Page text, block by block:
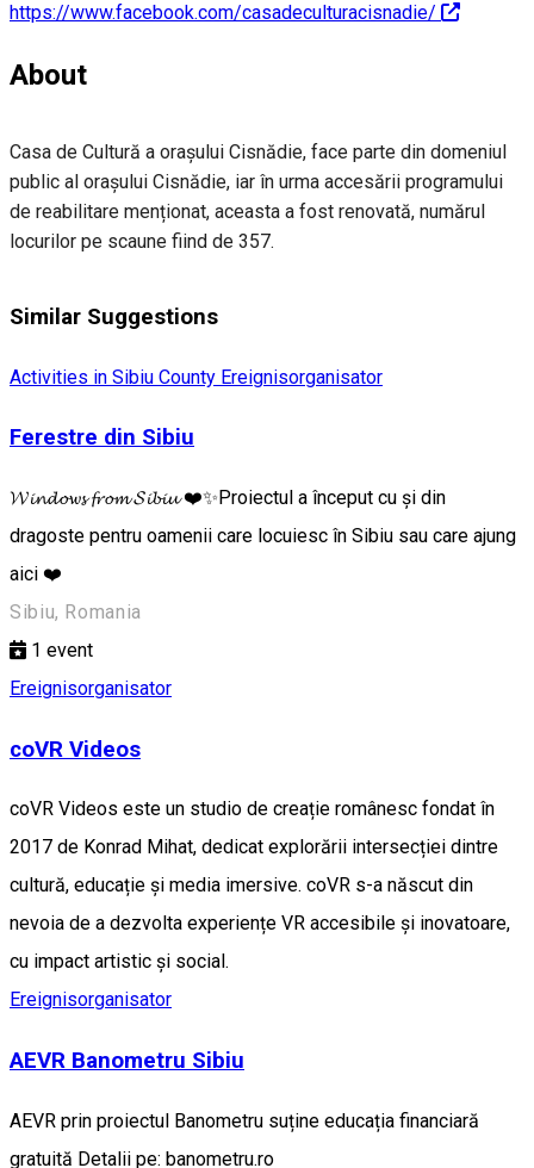
https://www.facebook.com/casadeculturacisnadie/
About
Casa de Cultură a orașului Cisnădie, face parte din domeniul
public al orașului Cisnădie, iar în urma accesării programului
de reabilitare menționat, aceasta a fost renovată, numărul
locurilor pe scaune fiind de 357.
Similar Suggestions
Activities in Sibiu County Ereignisorganisator
Ferestre din Sibiu
𝓦𝓲𝓷𝓭𝓸𝔀𝓼 𝓯𝓻𝓸𝓶 𝓢𝓲𝓫𝓲𝓾 ❤️✨Proiectul a început cu și din
dragoste pentru oamenii care locuiesc în Sibiu sau care ajung
aici ❤️
Sibiu, Romania
1 event
Ereignisorganisator
coVR Videos
coVR Videos este un studio de creație românesc fondat în
2017 de Konrad Mihat, dedicat explorării intersecției dintre
cultură, educație și media imersive. coVR s-a născut din
nevoia de a dezvolta experiențe VR accesibile și inovatoare,
cu impact artistic și social.
Ereignisorganisator
AEVR Banometru Sibiu
AEVR prin proiectul Banometru suține educația financiară
gratuită Detalii pe: banometru.ro